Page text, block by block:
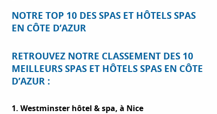
NOTRE TOP 10 DES SPAS ET HÔTELS SPAS
EN CÔTE D’AZUR
RETROUVEZ NOTRE CLASSEMENT DES 10
MEILLEURS SPAS ET HÔTELS SPAS EN CÔTE
D’AZUR :
1. Westminster hôtel & spa, à Nice